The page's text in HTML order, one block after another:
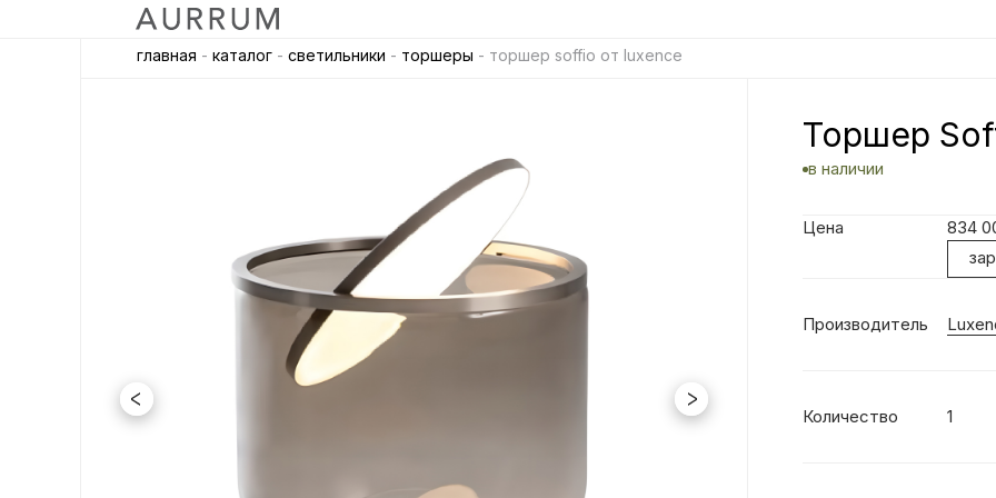
главная - каталог - светильники - торшеры - торшер soffio от luxence
Торшер
в наличии
Цена 834
Производитель
Количество 1